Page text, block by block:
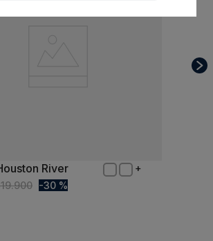
River
19.900 30 %